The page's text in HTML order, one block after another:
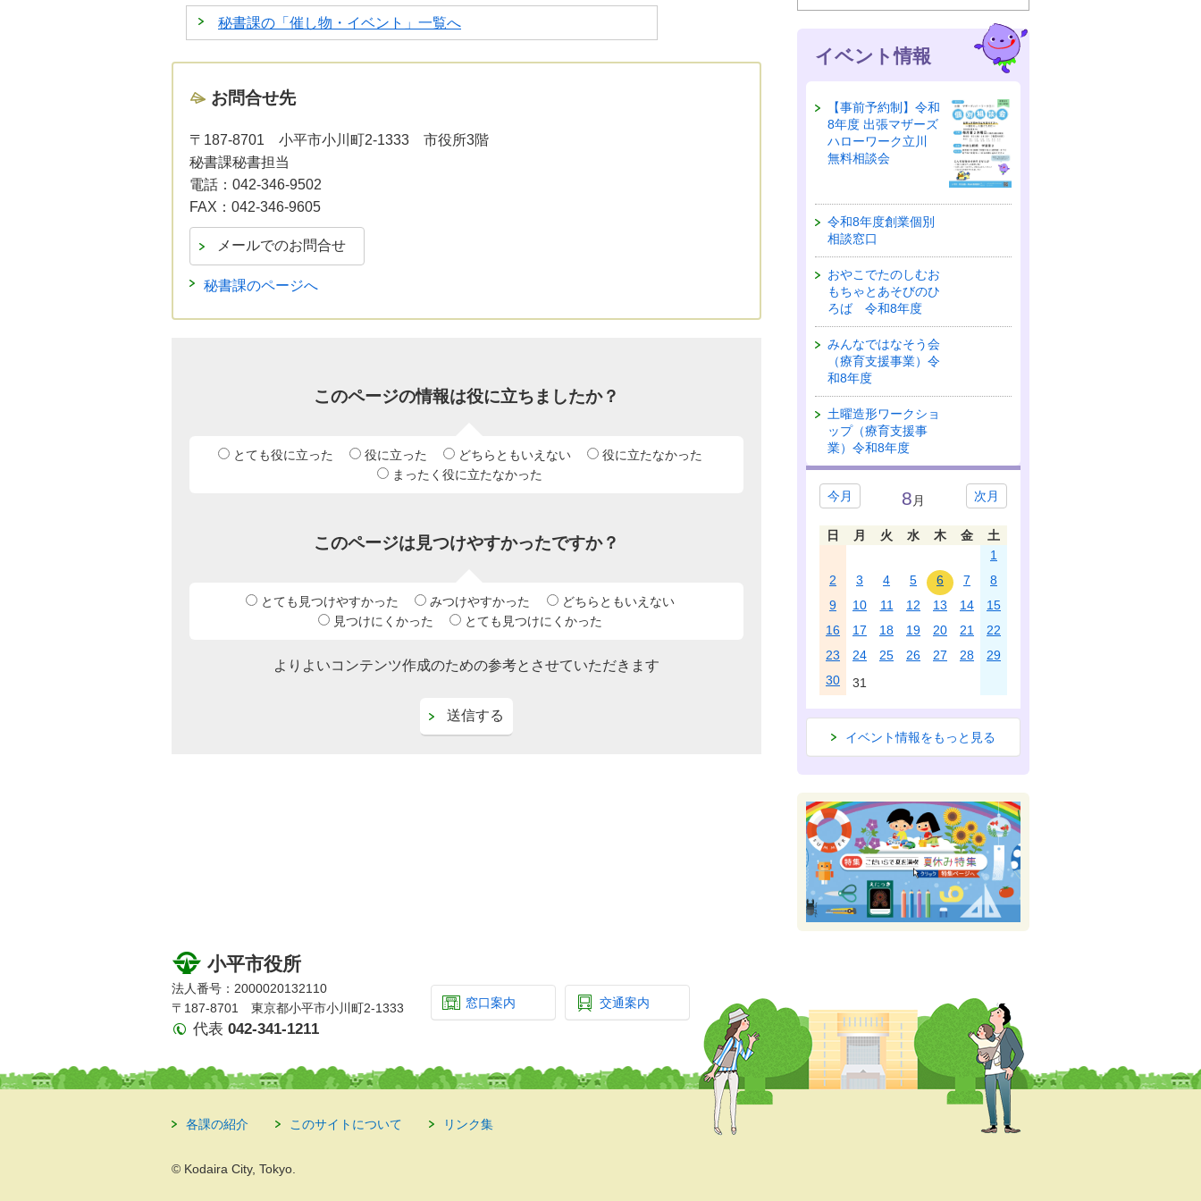
秘書課の「催し物・イベント」一覧へ
お問合せ先
〒187-8701 小平市小川町2-1333 市役所3階
秘書課秘書担当
電話： 042-346-9502
FAX： 042-346-9605
秘書課のページへ
このページの情報は役に立ちましたか？
とても役に立った 役に立った どちらともいえない
役に立たなかった
まったく役に立たなかった
このページは見つけやすかったですか？
とても見つけやすかった みつけやすかった
どちらともいえない
見つけにくかった
とても見つけにくかった
よりよいコンテンツ作成のための参考とさせていただきます
イベント情報
【事前予約制】令和
8年度 出張マザーズ
ハローワーク立川
無料相談会
令和8年度創業個別
相談窓口
おやこでたのしむお
もちゃとあそびのひ
ろば 令和8年度
みんなではなそう会
（療育支援事業）令
和8年度
土曜造形ワークショ
ップ（療育支援事
業）令和8年度
今月 次月
8 月
日 月 火 水 木 金
土
1
2
3 4 5 6 7
8
9
10 11 12 13 14
15
16
17 18 19 20 21
22
23
24 25 26 27 28
29
30
31
イベント情報をもっと見る
小平市役所
法人番号：2000020132110
〒187-8701 東京都小平市小川町2-1333
代表 042-341-1211
窓口案内 交通案内
各課の紹介 このサイトについて リンク集
© Kodaira City, Tokyo.